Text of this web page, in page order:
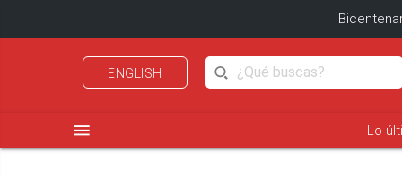
ENGLISH
menu Lo